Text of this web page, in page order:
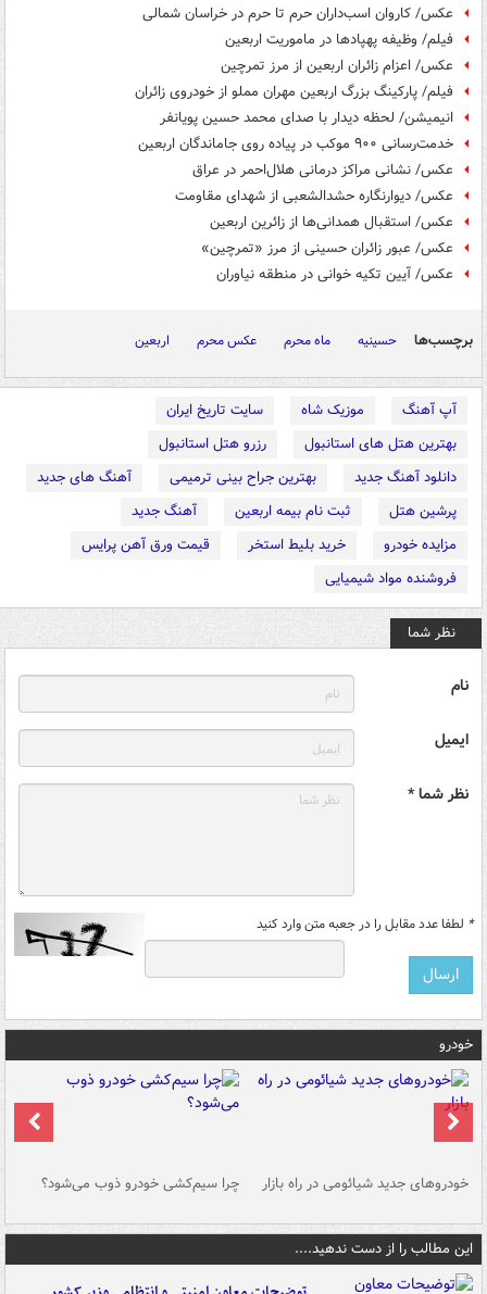
عکس/ کاروان اسب‌داران حرم‌ تا حرم در خراسان شمالی
فیلم/ وظیفه پهپادها در ماموریت اربعین
عکس/ اعزام زائران اربعین از مرز تمرچین
فیلم/ پارکینگ بزرگ اربعین مهران مملو از خودروی زائران
انیمیشن/ لحظه دیدار با صدای محمد حسین پویانفر
خدمت‌رسانی ۹۰۰ موکب در پیاده روی جاماندگان اربعین
عکس/ نشانی مراکز درمانی هلال‌احمر در عراق
عکس/ دیوارنگاره حشدالشعبی از شهدای مقاومت
عکس/ استقبال همدانی‌ها از زائرین اربعین
عکس/ عبور زائران حسینی از مرز «تمرچین»
عکس/ آیین تکیه خوانی در منطقه نیاوران
برچسب‌ها حسینیه ماه محرم عکس محرم اربعین
آپ آهنگ موزیک شاه
سایت تاریخ ایران
بهترین هتل های استانبول
رزرو هتل استانبول
دانلود آهنگ جدید
بهترین جراح بینی ترمیمی
آهنگ های جدید
پرشین هتل
ثبت نام بیمه اربعین
آهنگ جدید
مزایده خودرو
خرید بلیط استخر
قیمت ورق آهن پرایس
فروشنده مواد شیمیایی
نظر شما
نام
ایمیل
نظر شما *
* لطفا عدد مقابل را در جعبه متن وارد کنید
خودرو
خودروهای جدید شیائومی در راه بازار چرا سیم‌کشی خودرو ذوب می‌شود؟
این مطالب را از دست ندهید....